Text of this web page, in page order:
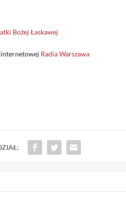
Bożej Łaskawej
Radia Warszawa